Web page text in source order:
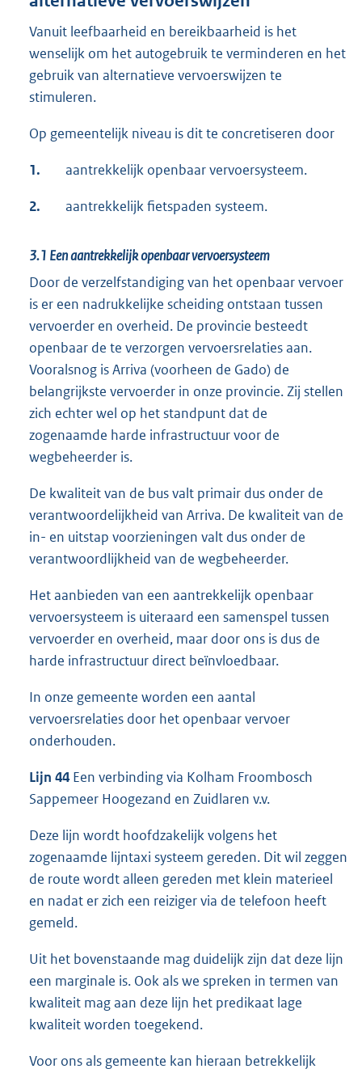
Vanuit leefbaarheid en bereikbaarheid is het
wenselijk om het autogebruik te verminderen en het
gebruik van alternatieve vervoerswijzen te
stimuleren.
Op gemeentelijk niveau is dit te concretiseren door
1. aantrekkelijk openbaar vervoersysteem.
2. aantrekkelijk fietspaden systeem.
3.1 Een aantrekkelijk openbaar vervoersysteem
Door de verzelfstandiging van het openbaar vervoer
is er een nadrukkelijke scheiding ontstaan tussen
vervoerder en overheid. De provincie besteedt
openbaar de te verzorgen vervoersrelaties aan.
Vooralsnog is Arriva (voorheen de Gado) de
belangrijkste vervoerder in onze provincie. Zij stellen
zich echter wel op het standpunt dat de
zogenaamde harde infrastructuur voor de
wegbeheerder is.
De kwaliteit van de bus valt primair dus onder de
verantwoordelijkheid van Arriva. De kwaliteit van de
in- en uitstap voorzieningen valt dus onder de
verantwoordlijkheid van de wegbeheerder.
Het aanbieden van een aantrekkelijk openbaar
vervoersysteem is uiteraard een samenspel tussen
vervoerder en overheid, maar door ons is dus de
harde infrastructuur direct beïnvloedbaar.
In onze gemeente worden een aantal
vervoersrelaties door het openbaar vervoer
onderhouden.
Lijn 44 Een verbinding via Kolham Froombosch
Sappemeer Hoogezand en Zuidlaren v.v.
Deze lijn wordt hoofdzakelijk volgens het
zogenaamde lijntaxi systeem gereden. Dit wil zeggen
de route wordt alleen gereden met klein materieel
en nadat er zich een reiziger via de telefoon heeft
gemeld.
Uit het bovenstaande mag duidelijk zijn dat deze lijn
een marginale is. Ook als we spreken in termen van
kwaliteit mag aan deze lijn het predikaat lage
kwaliteit worden toegekend.
Voor ons als gemeente kan hieraan betrekkelijk